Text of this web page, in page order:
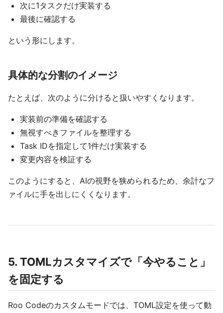
次に1タスクだけ実装する
最後に確認する
という形にします。
具体的な分割のイメージ
たとえば、次のように分けると扱いやすくなります。
実装前の準備を確認する
無視すべきファイルを整理する
Task IDを指定して1件だけ実装する
変更内容を検証する
このようにすると、AIの視野を狭められるため、余計なフ
ァイルに手を出しにくくなります。
5. TOMLカスタマイズで「今やること」
を固定する
Roo Codeのカスタムモードでは、TOML設定を使って動